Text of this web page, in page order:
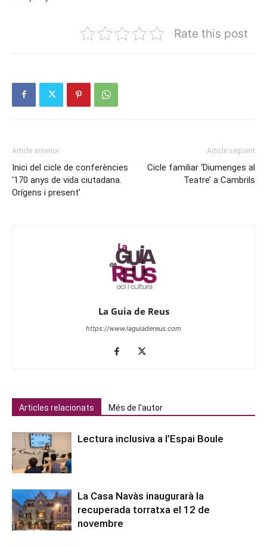
Rate this post
Article anterior
Inici del cicle de conferències
‘170 anys de vida ciutadana.
Orígens i present’
Article següent
Cicle familiar ‘Diumenges al
Teatre’ a Cambrils
La Guia de Reus
https://www.laguiadereus.com
Articles relacionats Més de l'autor
Lectura inclusiva a l’Espai Boule
La Casa Navàs inaugurarà la
recuperada torratxa el 12 de
novembre